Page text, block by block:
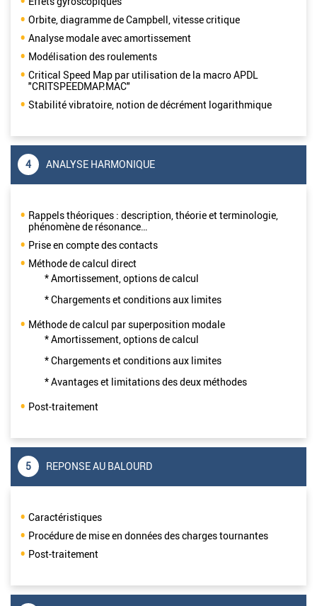
Orbite, diagramme de Campbell, vitesse critique
Analyse modale avec amortissement
Modélisation des roulements
Critical Speed Map par utilisation de la macro APDL
"CRITSPEEDMAP.MAC"
Stabilité vibratoire, notion de décrément logarithmique
4 ANALYSE HARMONIQUE
Rappels théoriques : description, théorie et terminologie,
phénomène de résonance…
Prise en compte des contacts
Méthode de calcul direct
* Amortissement, options de calcul
* Chargements et conditions aux limites
Méthode de calcul par superposition modale
* Amortissement, options de calcul
* Chargements et conditions aux limites
* Avantages et limitations des deux méthodes
Post-traitement
5 REPONSE AU BALOURD
Caractéristiques
Procédure de mise en données des charges tournantes
Post-traitement